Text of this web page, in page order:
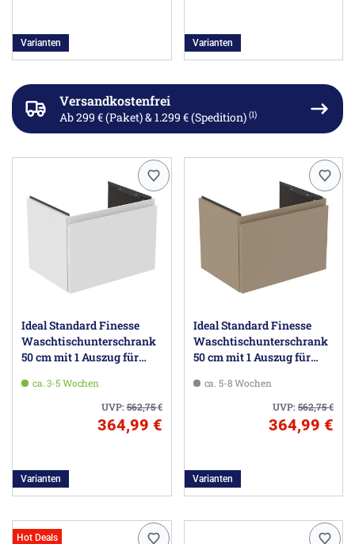
Varianten Varianten
Versandkostenfrei
Ab 299 € (Paket) & 1.299 € (Spedition) (1)
Ideal Standard Finesse
Waschtischunterschrank
50 cm mit 1 Auszug für
ca. 3-5 Wochen
UVP:562,75€
364,99 €
Varianten
Ideal Standard Finesse
Waschtischunterschrank
50 cm mit 1 Auszug für
ca. 5-8 Wochen
UVP:562,75€
364,99 €
Varianten
Hot Deals